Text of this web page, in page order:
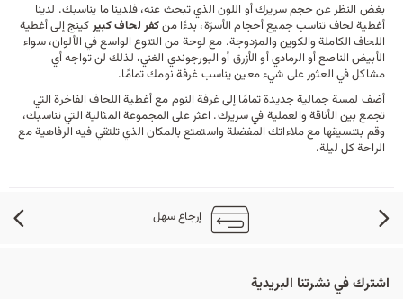
بغض النظر عن حجم سريرك أو اللون الذي تبحث عنه، فلدينا ما يناسبك. لدينا
أغطية لحاف تناسب جميع أحجام الأسرّة، بدءًا منكفر لحاف كبيركينج إلى أغطية
اللحاف الكاملة والكوين والمزدوجة. مع لوحة من التنوع الواسع في الألوان، سواء
الأبيض الناصع أو الرمادي أو الأزرق أو البورجوندي الغني، لذلك لن تواجه أي
مشاكل في العثور على شيء معين يناسب غرفة نومك تمامًا.
أضف لمسة جمالية جديدة تمامًا إلى غرفة النوم مع أغطية اللحاف الفاخرة التي
تجمع بين الأناقة والعملية في سريرك. اعثر على المجموعة المثالية التي تناسبك،
وقم بتنسيقها معملاءاتكالمفضلة واستمتع بالمكان الذي تلتقي فيه الرفاهية مع
الراحة كل ليلة.
إرجاع سهل
اشترك في نشرتنا البريدية